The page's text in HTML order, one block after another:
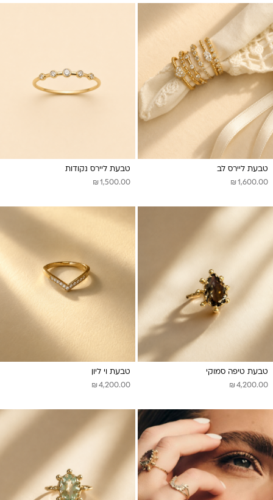
טבעת ליירס לב
₪ 1,600.00
טבעת ליירס נקודות
₪ 1,500.00
טבעת טיפה סמוקי
₪ 4,200.00
טבעת וי ליון
₪ 4,200.00